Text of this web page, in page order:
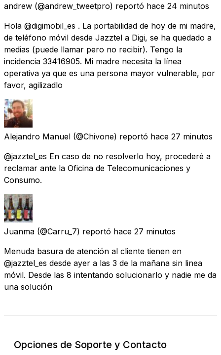
andrew (@andrew_tweetpro) reportó hace 24 minutos
Hola @digimobil_es . La portabilidad de hoy de mi madre,
de teléfono móvil desde Jazztel a Digi, se ha quedado a
medias (puede llamar pero no recibir). Tengo la
incidencia 33416905. Mi madre necesita la línea
operativa ya que es una persona mayor vulnerable, por
favor, agilizadlo
Alejandro Manuel (@Chivone) reportó hace 27 minutos
@jazztel_es En caso de no resolverlo hoy, procederé a
reclamar ante la Oficina de Telecomunicaciones y
Consumo.
Juanma (@Carru_7) reportó hace 27 minutos
Menuda basura de atención al cliente tienen en
@jazztel_es desde ayer a las 3 de la mañana sin linea
móvil. Desde las 8 intentando solucionarlo y nadie me da
una solución
Opciones de Soporte y Contacto